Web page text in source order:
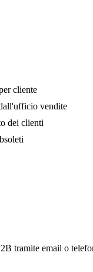
cliente
vendite
dei clienti
tramite email o